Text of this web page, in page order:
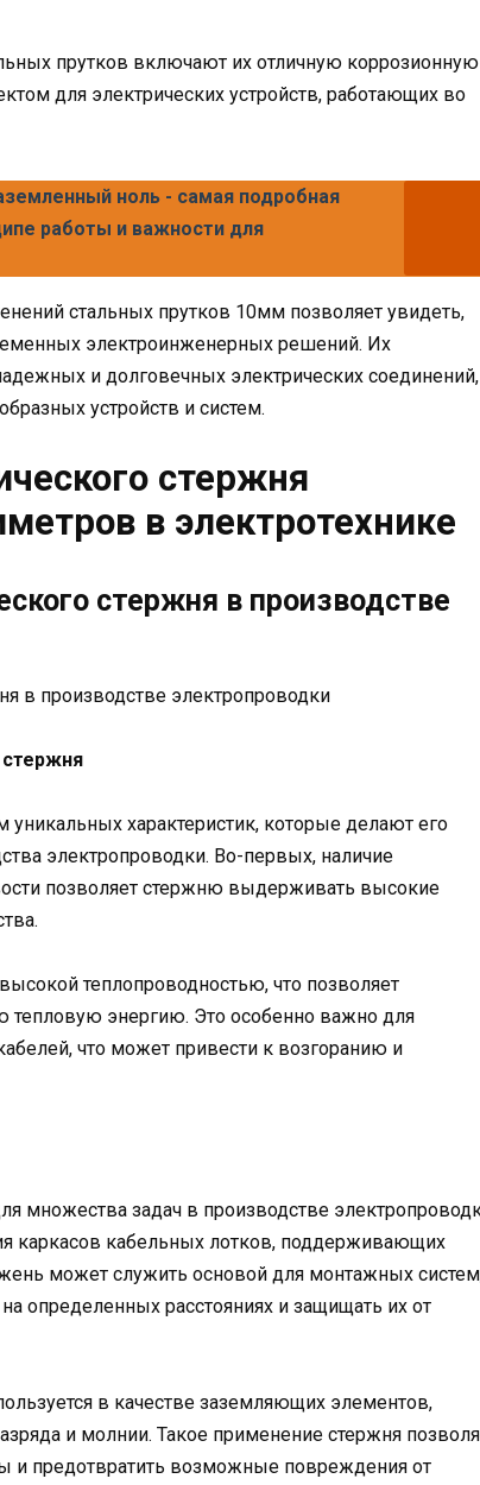
прутков включают их отличную коррозионную
для электрических устройств, работающих во
ноль - самая подробная
работы и важности для
стальных прутков 10мм позволяет увидеть,
электроинженерных решений. Их
и долговечных электрических соединений,
устройств и систем.
стержня
в электротехнике
стержня в производстве
характеристик, которые делают его
электропроводки. Во-первых, наличие
позволяет стержню выдерживать высокие
теплопроводностью, что позволяет
энергию. Это особенно важно для
что может привести к возгоранию и
множества задач в производстве
каркасов кабельных лотков, поддерживающих
может служить основой для монтажных
определенных расстояниях и защищать их от
в качестве заземляющих элементов,
и молнии. Такое применение стержня
и предотвратить возможные повреждения от